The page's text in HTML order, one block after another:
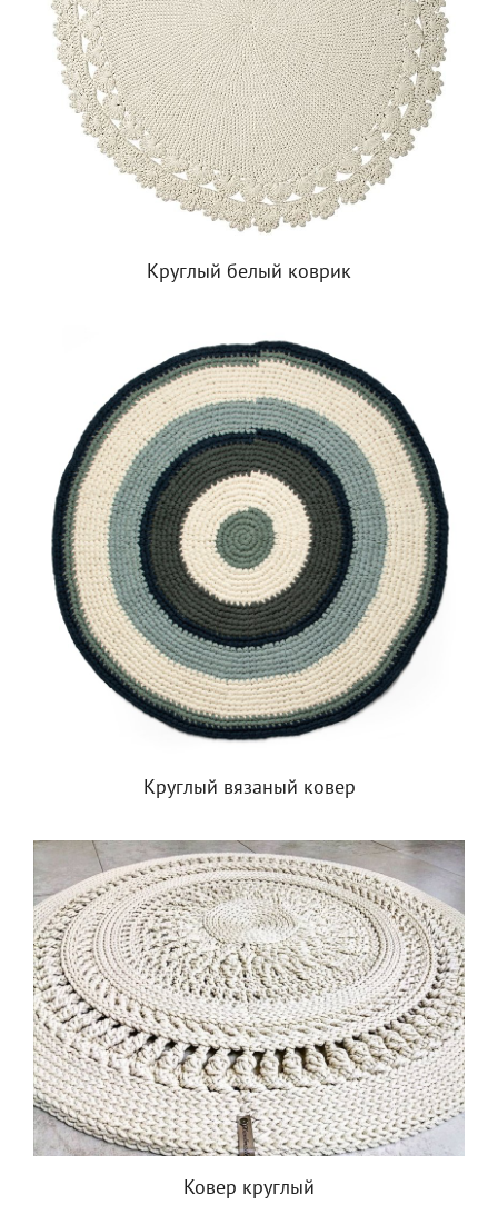
Круглый белый коврик
Круглый вязаный ковер
Ковер круглый